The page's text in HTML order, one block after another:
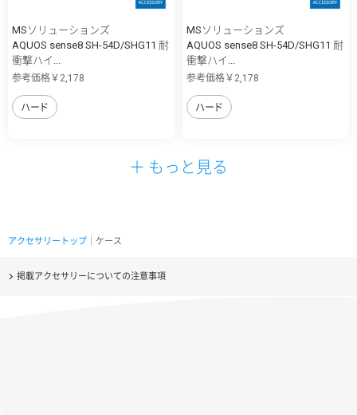
MSソリューションズ
AQUOS sense8 SH-54D/SHG11 耐
衝撃ハイ...
参考価格￥2,178
ハード
MSソリューションズ
AQUOS sense8 SH-54D/SHG11 耐
衝撃ハイ...
参考価格￥2,178
ハード
＋ もっと見る
アクセサリートップ ｜ケース
掲載アクセサリーについての注意事項